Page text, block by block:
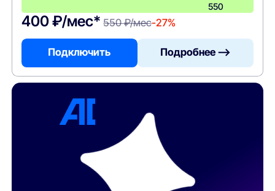
550
400 ₽/мес* 550 ₽/мес-27%
Подключить Подробнее —>